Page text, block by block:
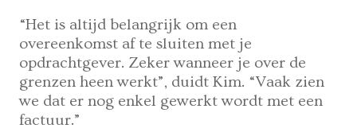
“Het is altijd belangrijk om een
overeenkomst af te sluiten met je
opdrachtgever. Zeker wanneer je over de
grenzen heen werkt”, duidt Kim. “Vaak zien
we dat er nog enkel gewerkt wordt met een
factuur.”